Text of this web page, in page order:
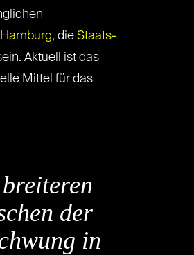
, die Staats-
Aktuell ist das
Mittel für das
der
in